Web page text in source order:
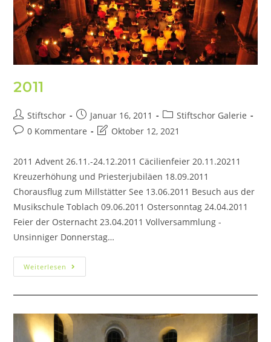
2011
Stiftschor Januar 16, 2011
Stiftschor Galerie
0 Kommentare
Oktober 12, 2021
2011 Advent 26.11.-24.12.2011 Cäcilienfeier 20.11.20211
Kreuzerhöhung und Priesterjubiläen 18.09.2011
Chorausflug zum Millstätter See 13.06.2011 Besuch aus der
Musikschule Toblach 09.06.2011 Ostersonntag 24.04.2011
Feier der Osternacht 23.04.2011 Vollversammlung -
Unsinniger Donnerstag…
Weiterlesen